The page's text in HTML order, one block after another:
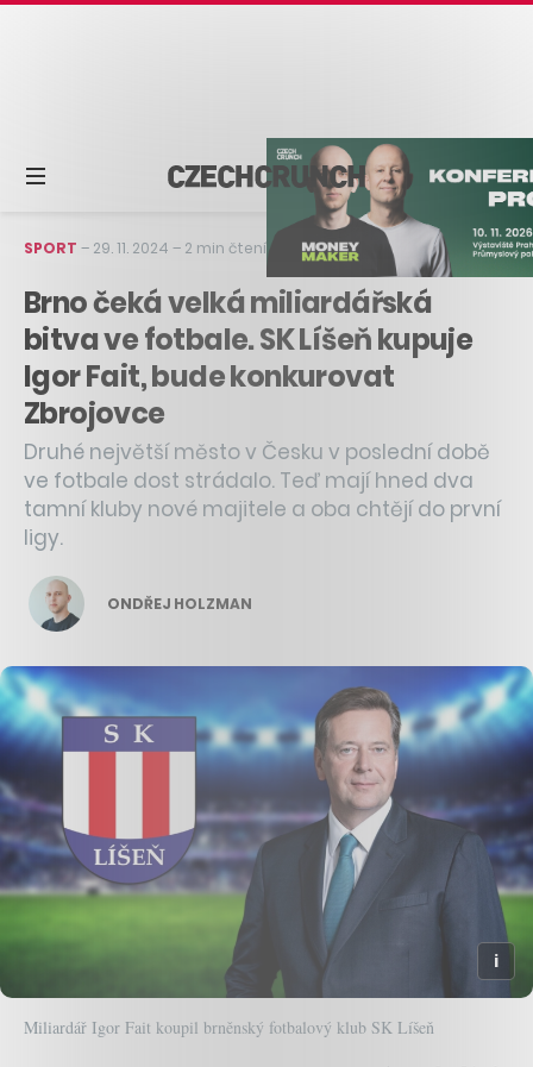
SPORT – 29. 11. 2024 – 2 min čtení
Brno čeká velká miliardářská
bitva ve fotbale. SK Líšeň kupuje
Igor Fait, bude konkurovat
Zbrojovce
Druhé největší město v Česku v poslední době
ve fotbale dost strádalo. Teď mají hned dva
tamní kluby nové majitele a oba chtějí do první
ligy.
ONDŘEJ HOLZMAN
Miliardář Igor Fait koupil brněnský fotbalový klub SK Líšeň